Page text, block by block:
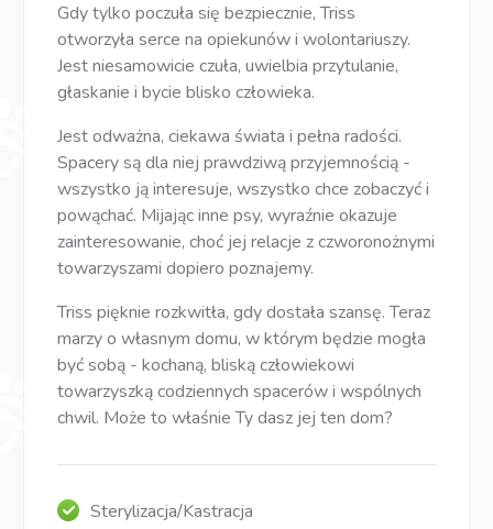
Gdy tylko poczuła się bezpiecznie, Triss
otworzyła serce na opiekunów i wolontariuszy.
Jest niesamowicie czuła, uwielbia przytulanie,
głaskanie i bycie blisko człowieka.
Jest odważna, ciekawa świata i pełna radości.
Spacery są dla niej prawdziwą przyjemnością -
wszystko ją interesuje, wszystko chce zobaczyć i
powąchać. Mijając inne psy, wyraźnie okazuje
zainteresowanie, choć jej relacje z czworonożnymi
towarzyszami dopiero poznajemy.
Triss pięknie rozkwitła, gdy dostała szansę. Teraz
marzy o własnym domu, w którym będzie mogła
być sobą - kochaną, bliską człowiekowi
towarzyszką codziennych spacerów i wspólnych
chwil. Może to właśnie Ty dasz jej ten dom?
Sterylizacja/Kastracja